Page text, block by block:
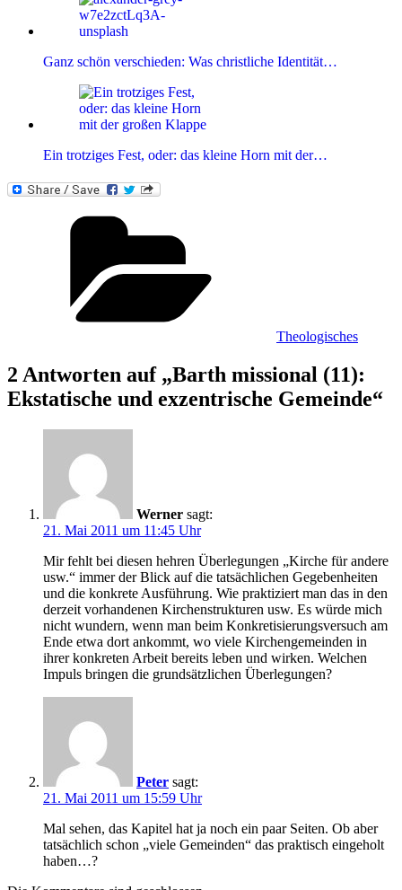
Ganz schön verschieden: Was christliche Identität…
Ein trotziges Fest, oder: das kleine Horn mit der…
Theologisches
2 Antworten auf „Barth missional (11):
Ekstatische und exzentrische Gemeinde“
Werner sagt:
21. Mai 2011 um 11:45 Uhr
Mir fehlt bei diesen hehren Überlegungen „Kirche für andere
usw.“ immer der Blick auf die tatsächlichen Gegebenheiten
und die konkrete Ausführung. Wie praktiziert man das in den
derzeit vorhandenen Kirchenstrukturen usw. Es würde mich
nicht wundern, wenn man beim Konkretisierungsversuch am
Ende etwa dort ankommt, wo viele Kirchengemeinden in
ihrer konkreten Arbeit bereits leben und wirken. Welchen
Impuls bringen die grundsätzlichen Überlegungen?
Peter sagt:
21. Mai 2011 um 15:59 Uhr
Mal sehen, das Kapitel hat ja noch ein paar Seiten. Ob aber
tatsächlich schon „viele Gemeinden“ das praktisch eingeholt
haben…?